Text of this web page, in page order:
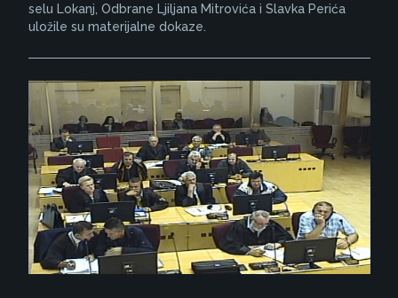
selu Lokanj, Odbrane Ljiljana Mitrovića i Slavka Perića
uložile su materijalne dokaze.